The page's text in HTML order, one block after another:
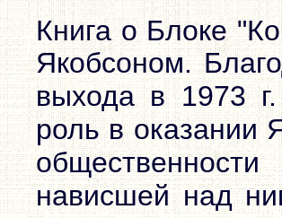
Книга о Блоке
Якобсоном.
выхода в 1973
роль в оказании
нависшей над